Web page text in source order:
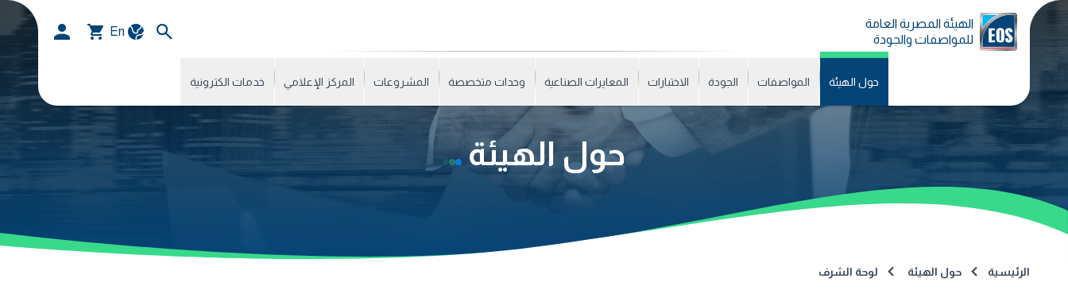
الهيئة المصرية العامة
للمواصفات والجودة
En
حول الهيئة المواصفات الجودة الاختبارات المعايرات الصناعية وحدات متخصصة المشروعات المركز الإعلامي خدمات الكترونية
حول الهيئة
الرئيسية حول الهيئة لوحة الشرف